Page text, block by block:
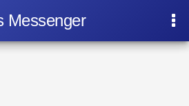
Messenger